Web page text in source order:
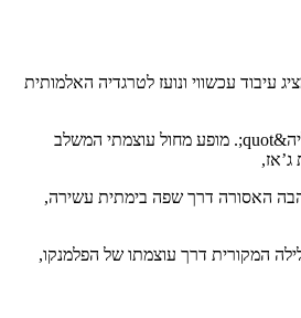
עכשווי ונועז לטרגדיה האלמותית
שייקספיר &quot;רומיאו ויוליה&quot;. מופע מחול עוצמתי המשלב
האסורה דרך שפה בימתית עשירה,
המקורית דרך עוצמתו של הפלמנקו,